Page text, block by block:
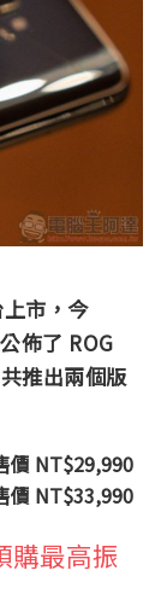
市，今
佈了 ROG
推出兩個版
價 NT$29,990
價 NT$33,990
購最高振